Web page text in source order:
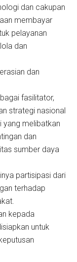
dan cakupan
membayar
pelayanan
dan
dan
fasilitator,
strategi nasional
yang melibatkan
dan
sumber daya
partisipasi dari
terhadap
kepada
untuk